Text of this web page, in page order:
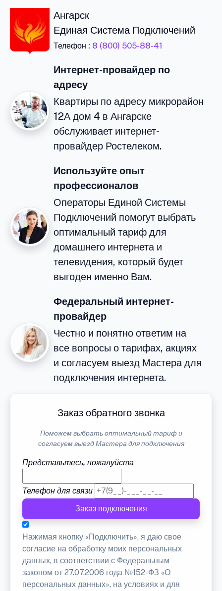
Ангарск
Единая Система Подключений
Телефон : 8 (800) 505-88-41
Интернет-провайдер по
адресу
Квартиры по адресу микрорайон
12А дом 4 в Ангарске
обслуживает интернет-
провайдер Ростелеком.
Используйте опыт
профессионалов
Операторы Единой Системы
Подключений помогут выбрать
оптимальный тариф для
домашнего интернета и
телевидения, который будет
выгоден именно Вам.
Федеральный интернет-
провайдер
Честно и понятно ответим на
все вопросы о тарифах, акциях
и согласуем выезд Мастера для
подключения интернета.
Заказ обратного звонка
Поможем выбрать оптимальный тариф и
согласуем выезд Мастера для подключения
Представьтесь, пожалуйста
Телефон для связи
Заказ подключения
Нажимая кнопку «Подключить», я даю свое
согласие на обработку моих персональных
данных, в соответствии с Федеральным
законом от 27.07.2006 года №152-ФЗ «О
персональных данных», на условиях и для